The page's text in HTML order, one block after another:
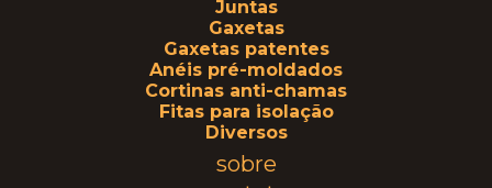
Juntas
Gaxetas
Gaxetas patentes
Anéis pré-moldados
Cortinas anti-chamas
Fitas para isolação
Diversos
sobre